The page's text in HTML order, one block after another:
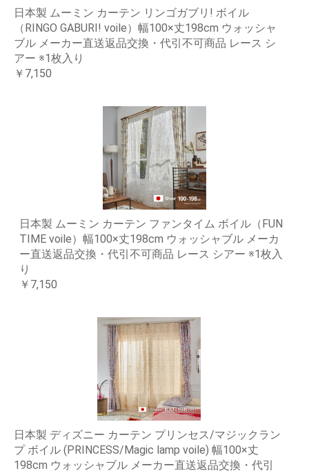
日本製 ムーミン カーテン リンゴガブリ! ボイル
（RINGO GABURI! voile）幅100×丈198cm ウォッシャ
ブル メーカー直送返品交換・代引不可商品 レース シ
アー ※1枚入り
￥7,150
日本製 ムーミン カーテン ファンタイム ボイル（FUN
TIME voile）幅100×丈198cm ウォッシャブル メーカ
ー直送返品交換・代引不可商品 レース シアー ※1枚入
り
￥7,150
日本製 ディズニー カーテン プリンセス/マジックラン
プ ボイル (PRINCESS/Magic lamp voile) 幅100×丈
198cm ウォッシャブル メーカー直送返品交換・代引